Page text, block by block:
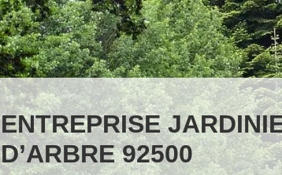
ENTREPRISE
D’ARBRE 92500